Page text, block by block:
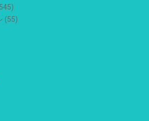
(55)